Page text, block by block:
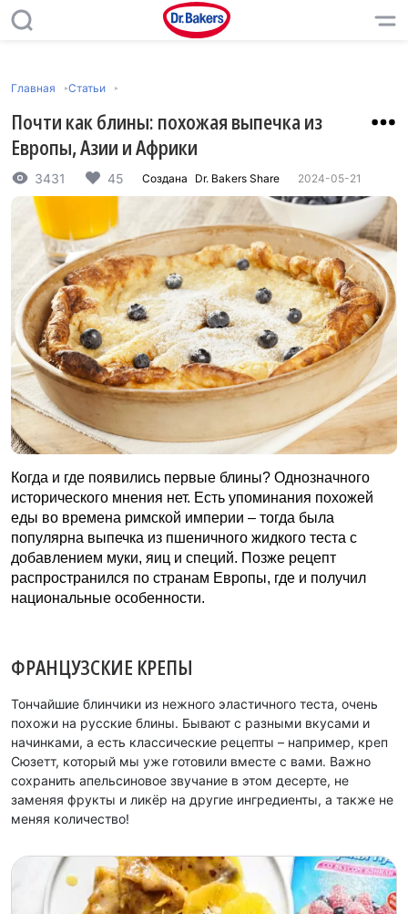
Главная Статьи
Почти как блины: похожая выпечка из
Европы, Азии и Африки
3431 45 Создана Dr. Bakers Share 2024-05-21
Когда и где появились первые блины? Однозначного
исторического мнения нет. Есть упоминания похожей
еды во времена римской империи – тогда была
популярна выпечка из пшеничного жидкого теста с
добавлением муки, яиц и специй. Позже рецепт
распространился по странам Европы, где и получил
национальные особенности.
ФРАНЦУЗСКИЕ КРЕПЫ
Тончайшие блинчики из нежного эластичного теста, очень
похожи на русские блины. Бывают с разными вкусами и
начинками, а есть классические рецепты – например, креп
Сюзетт, который мы уже готовили вместе с вами. Важно
сохранить апельсиновое звучание в этом десерте, не
заменяя фрукты и ликёр на другие ингредиенты, а также не
меняя количество!